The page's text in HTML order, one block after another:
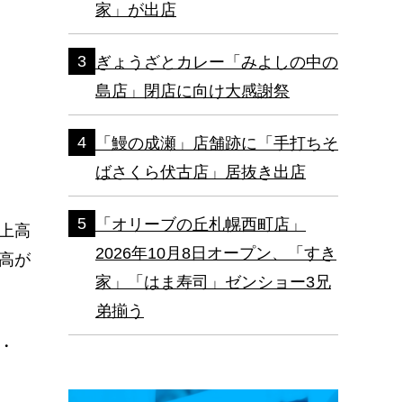
高
が
家」が出店
ぎょうざとカレー「みよしの中の
島店」閉店に向け大感謝祭
「鰻の成瀬」店舗跡に「手打ちそ
ばさくら伏古店」居抜き出店
「オリーブの丘札幌西町店」
2026年10月8日オープン、「すき
家」「はま寿司」ゼンショー3兄
弟揃う